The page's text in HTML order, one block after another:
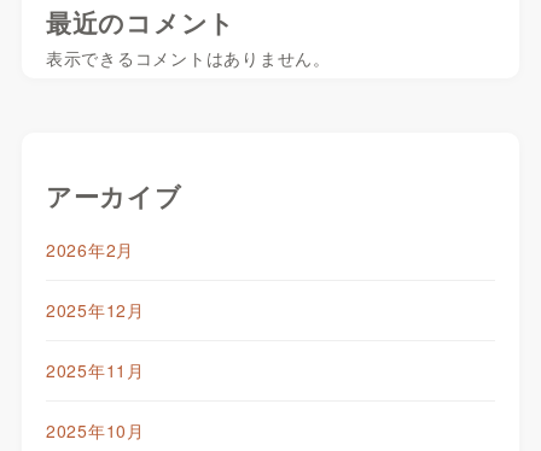
最近のコメント
表示できるコメントはありません。
アーカイブ
2026年2月
2025年12月
2025年11月
2025年10月